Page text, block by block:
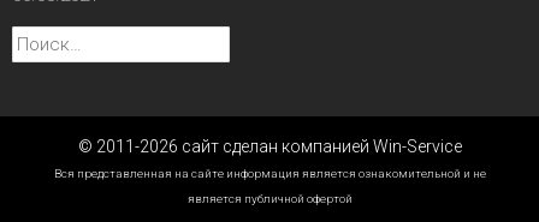
Найти:
© 2011-2026 сайт сделан компанией Win-Service
Вся представленная на сайте информация является ознакомительной и не
является публичной офертой